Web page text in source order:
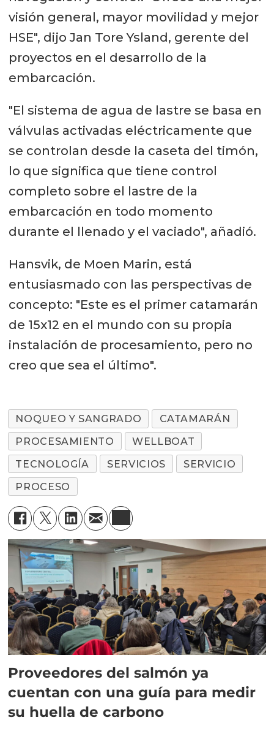
visión general, mayor movilidad y mejor
HSE", dijo Jan Tore Ysland, gerente del
proyectos en el desarrollo de la
embarcación.
"El sistema de agua de lastre se basa en
válvulas activadas eléctricamente que
se controlan desde la caseta del timón,
lo que significa que tiene control
completo sobre el lastre de la
embarcación en todo momento
durante el llenado y el vaciado", añadió.
Hansvik, de Moen Marin, está
entusiasmado con las perspectivas de
concepto: "Este es el primer catamarán
de 15x12 en el mundo con su propia
instalación de procesamiento, pero no
creo que sea el último".
NOQUEO Y SANGRADO
CATAMARÁN
PROCESAMIENTO
WELLBOAT
TECNOLOGÍA
SERVICIOS
SERVICIO
PROCESO
Proveedores del salmón ya
cuentan con una guía para medir
su huella de carbono